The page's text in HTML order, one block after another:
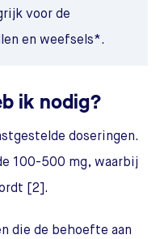
voor de
en weefsels*.
ik nodig?
doseringen.
100-500 mg, waarbij
[2].
die de behoefte aan